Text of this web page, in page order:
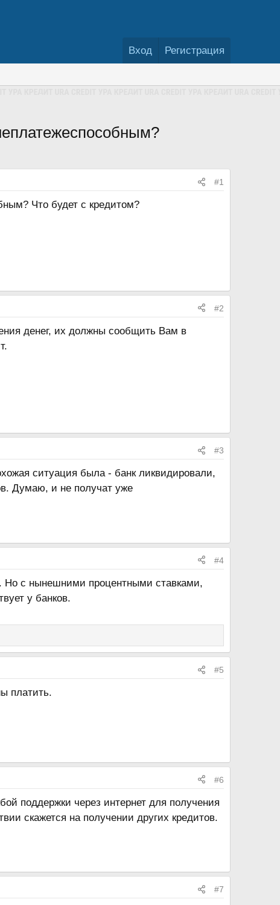
Вход Регистрация
#1
Что будет с кредитом?
#2
денег, их должны сообщить Вам в
#3
ситуация была - банк ликвидировали,
Думаю, и не получат уже
#4
Но с нынешними процентными ставками,
у банков.
#5
платить.
#6
поддержки через интернет для получения
скажется на получении других кредитов.
#7